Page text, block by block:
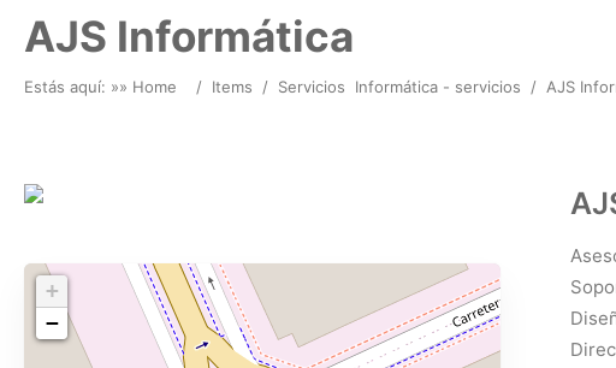
AJS Informática
Estás aquí: »» Home / Items / Servicios Informática - servicios / AJS
+
−